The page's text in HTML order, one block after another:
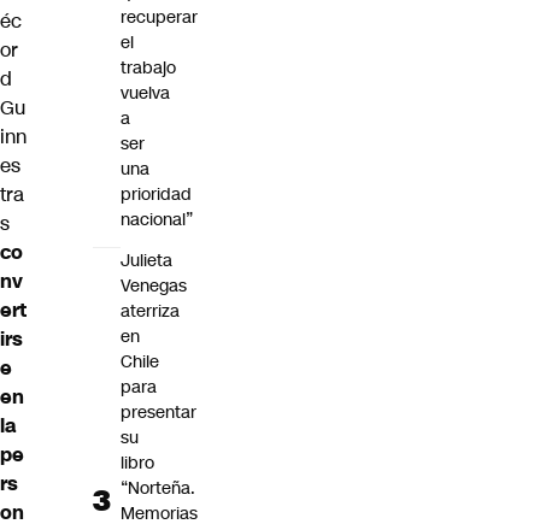
éc
or
d
Gu
inn
es
tra
s
co
nv
ert
irs
e
en
la
pe
rs
on
recuperar
el
trabajo
vuelva
a
ser
una
prioridad
nacional”
Julieta
Venegas
aterriza
en
Chile
para
presentar
su
libro
“Norteña.
Memorias